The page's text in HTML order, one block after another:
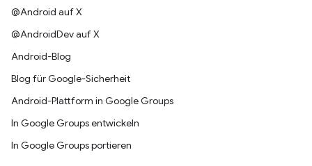
@Android auf X
@AndroidDev auf X
Android-Blog
Blog für Google-Sicherheit
Android-Plattform in Google Groups
In Google Groups entwickeln
In Google Groups portieren